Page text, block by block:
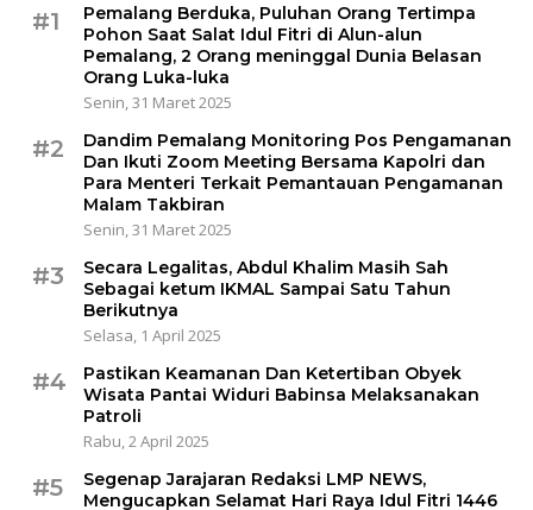
#1
Pemalang Berduka, Puluhan Orang Tertimpa
Pohon Saat Salat Idul Fitri di Alun-alun
Pemalang, 2 Orang meninggal Dunia Belasan
Orang Luka-luka
Senin, 31 Maret 2025
#2
Dandim Pemalang Monitoring Pos Pengamanan
Dan Ikuti Zoom Meeting Bersama Kapolri dan
Para Menteri Terkait Pemantauan Pengamanan
Malam Takbiran
Senin, 31 Maret 2025
#3
Secara Legalitas, Abdul Khalim Masih Sah
Sebagai ketum IKMAL Sampai Satu Tahun
Berikutnya
Selasa, 1 April 2025
#4
Pastikan Keamanan Dan Ketertiban Obyek
Wisata Pantai Widuri Babinsa Melaksanakan
Patroli
Rabu, 2 April 2025
#5
Segenap Jarajaran Redaksi LMP NEWS,
Mengucapkan Selamat Hari Raya Idul Fitri 1446